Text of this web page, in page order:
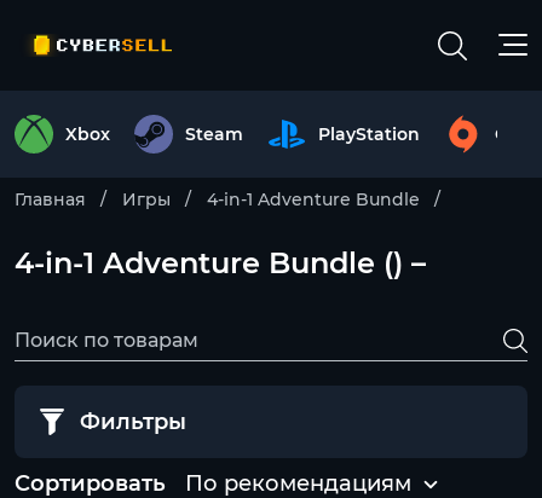
Xbox Steam PlayStation
Главная Игры 4-in-1 Adventure Bundle
4-in-1 Adventure Bundle () –
Фильтры
Сортировать По рекомендациям